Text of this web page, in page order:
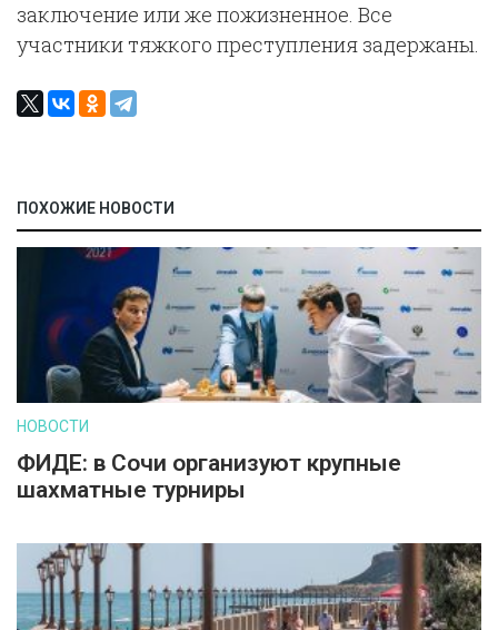
заключение или же пожизненное. Все
участники тяжкого преступления задержаны.
ПОХОЖИЕ НОВОСТИ
НОВОСТИ
ФИДЕ: в Сочи организуют крупные
шахматные турниры